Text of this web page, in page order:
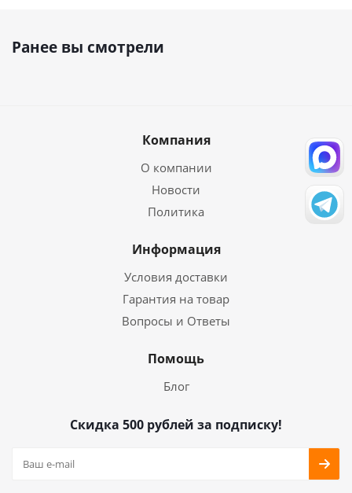
Ранее вы смотрели
Компания
О компании
Новости
Политика
Информация
Условия доставки
Гарантия на товар
Вопросы и Ответы
Помощь
Блог
Скидка 500 рублей за подписку!